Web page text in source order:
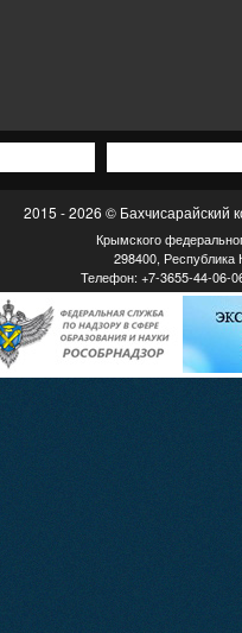
2015 - 2026 © Бахчисарайский
Крымского
298400, Республика
Телефон: +7-3655-44-06-